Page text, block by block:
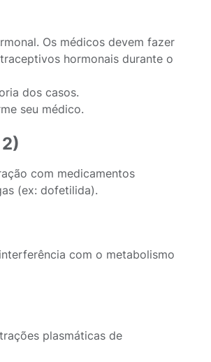
Os médicos devem fazer
hormonais durante o
dos casos.
seu médico.
com medicamentos
(ex: dofetilida).
com o metabolismo
plasmáticas de